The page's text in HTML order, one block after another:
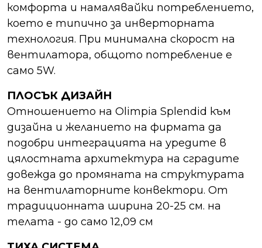
комфорта и намалявайки потреблението,
което е типично за инверторната
технология. При минимална скорост на
вентилатора, общото потребление е
само 5W.
ПЛОСЪК ДИЗАЙН
Отношението на Olimpia Splendid към
дизайна и желанието на фирмата да
подобри интеграцията на уредите в
цялостната архитектура на сградите
довежда до промяната на структурата
на вентилаторните конвектори. От
традиционната ширина 20-25 см. на
телата - до само 12,09 см